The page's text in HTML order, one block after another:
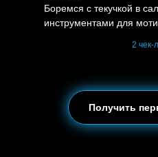
Получить
Боремся с текучкой в
инструментами для
2 чек-